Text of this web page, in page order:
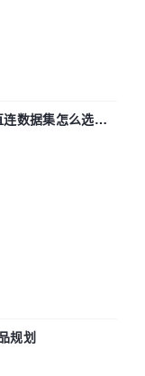
数据集怎么选，
规划